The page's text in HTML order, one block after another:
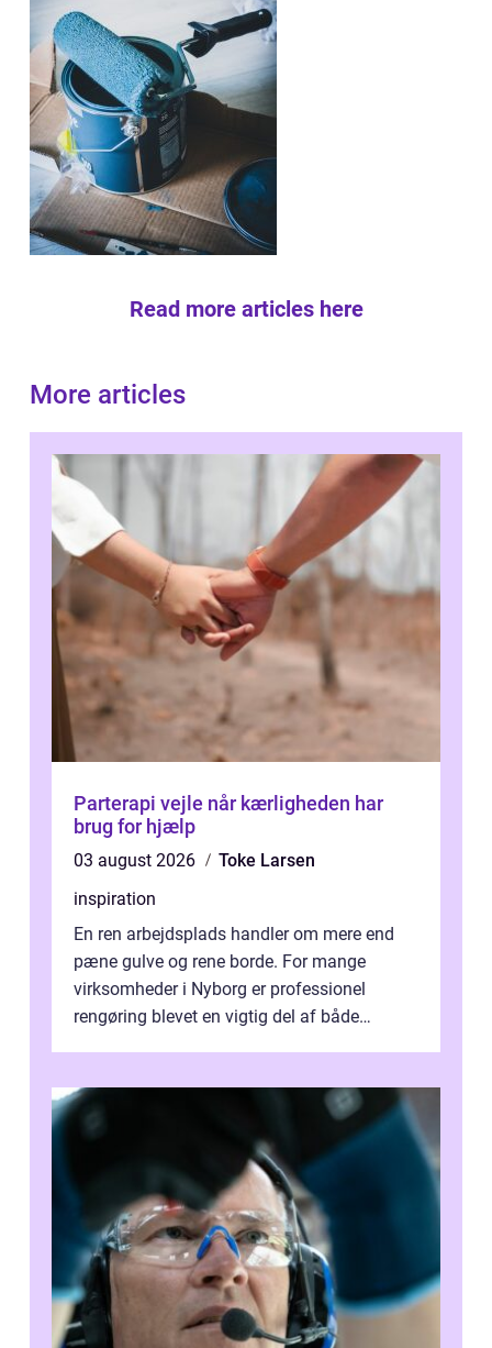
Read more articles here
More articles
Parterapi vejle når kærligheden har
brug for hjælp
03 august 2026
Toke Larsen
inspiration
En ren arbejdsplads handler om mere end
pæne gulve og rene borde. For mange
virksomheder i Nyborg er professionel
rengøring blevet en vigtig del af både